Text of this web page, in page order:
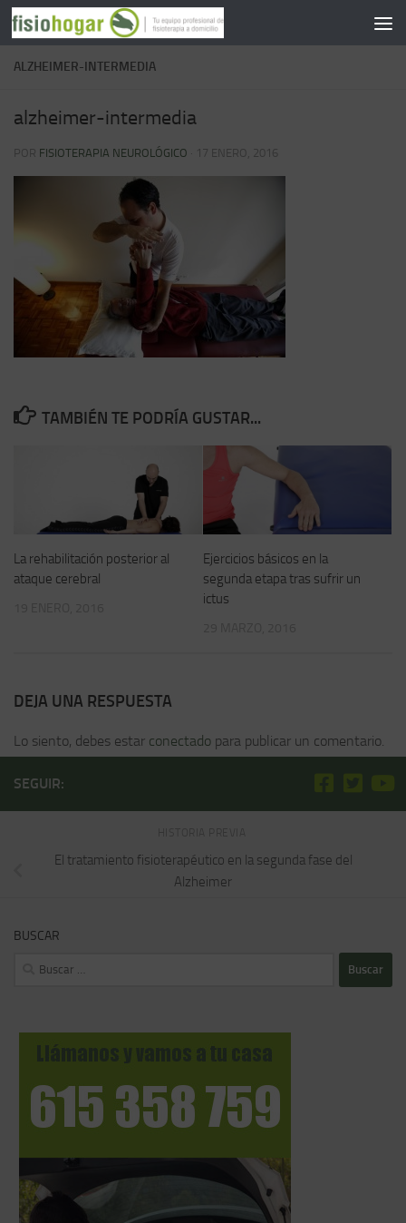
Saltar al contenido
ALZHEIMER-INTERMEDIA
alzheimer-intermedia
POR FISIOTERAPIA NEUROLÓGICO · 17 ENERO, 2016
TAMBIÉN TE PODRÍA GUSTAR...
La rehabilitación posterior al
ataque cerebral
Ejercicios básicos en la
segunda etapa tras sufrir un
ictus
DEJA UNA RESPUESTA
Lo siento, debes estar conectado para publicar un comentario.
SEGUIR:
El tratamiento fisioterapéutico en la segunda fase del
Alzheimer
BUSCAR
Buscar: